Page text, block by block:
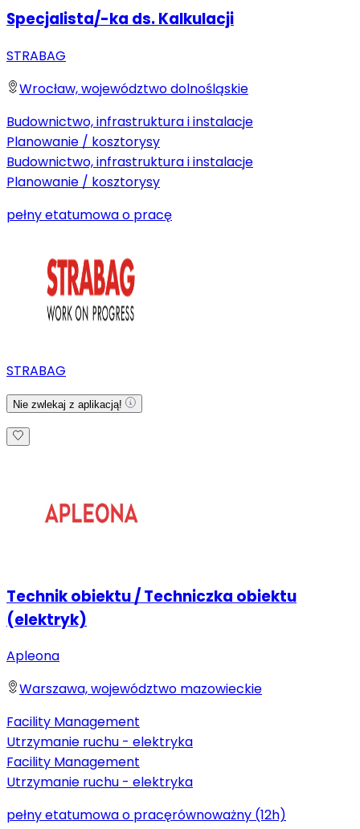
Specjalista/-ka ds. Kalkulacji
STRABAG
Wrocław, województwo dolnośląskie
Budownictwo, infrastruktura i instalacje
Planowanie / kosztorysy
Budownictwo, infrastruktura i instalacje
Planowanie / kosztorysy
pełny etatumowa o pracę
STRABAG
Nie zwlekaj z aplikacją!
Technik obiektu / Techniczka obiektu
(elektryk)
Apleona
Warszawa, województwo mazowieckie
Facility Management
Utrzymanie ruchu - elektryka
Facility Management
Utrzymanie ruchu - elektryka
pełny etatumowa o pracęrównoważny (12h)